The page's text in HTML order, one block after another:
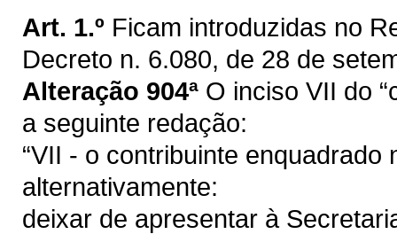
Art. 1.º Ficam introduzidas no
Decreto n. 6.080, de 28 de
Alteração 904ª O inciso VII do
a seguinte redação:
“VII - o contribuinte enquadrado
alternativamente:
deixar de apresentar à